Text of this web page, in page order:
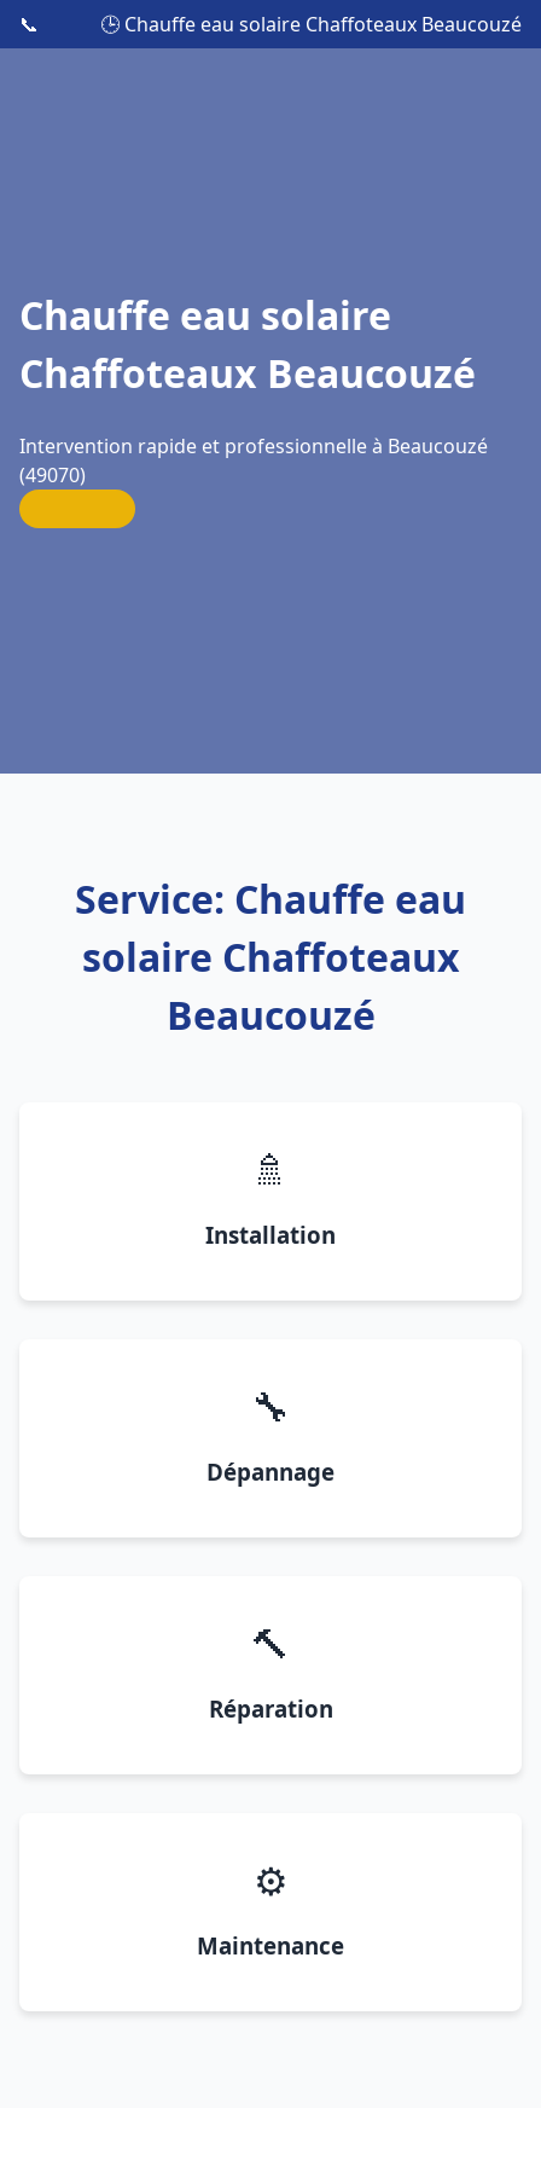
📞 🕒 Chauffe eau solaire Chaffoteaux Beaucouzé
Chauffe eau solaire
Chaffoteaux Beaucouzé
Intervention rapide et professionnelle à Beaucouzé
(49070)
Service: Chauffe eau
solaire Chaffoteaux
Beaucouzé
🚿
Installation
🔧
Dépannage
🔨
Réparation
⚙️
Maintenance